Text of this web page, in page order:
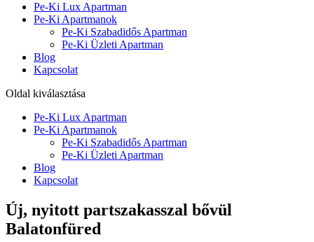
Pe-Ki Lux Apartman
Pe-Ki Apartmanok
Pe-Ki Szabadidős Apartman
Pe-Ki Üzleti Apartman
Blog
Kapcsolat
Oldal kiválasztása
Pe-Ki Lux Apartman
Pe-Ki Apartmanok
Pe-Ki Szabadidős Apartman
Pe-Ki Üzleti Apartman
Blog
Kapcsolat
Új, nyitott partszakasszal bővül
Balatonfüred